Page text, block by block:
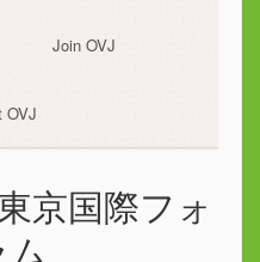
Join OVJ
OVJ
京国際フォ
ム